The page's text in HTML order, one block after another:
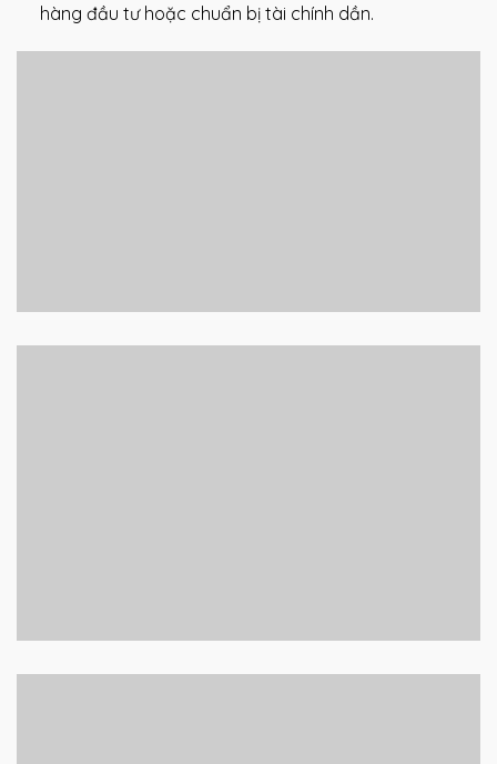
hàng đầu tư hoặc chuẩn bị tài chính dần.